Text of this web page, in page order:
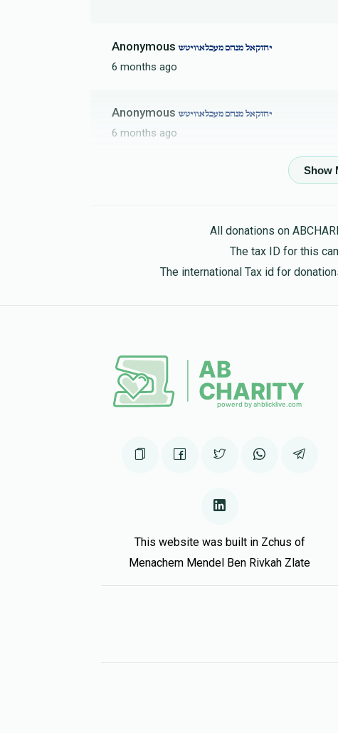
Anonymousיחזקאל מנחם מעכלאוויטש
6 months ago
Anonymous יחזקאל מנחם מעכלאוויטש
6 months ago
All donations on
The tax ID for this
The international Tax id for
This website was built in Zchus of
Menachem Mendel Ben Rivkah Zlate